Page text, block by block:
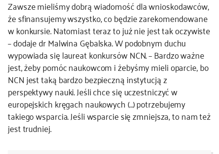
Zawsze mieliśmy dobrą wiadomość dla wnioskodawców,
że sfinansujemy wszystko, co będzie zarekomendowane
w konkursie. Natomiast teraz to już nie jest tak oczywiste
– dodaje dr Malwina Gębalska. W podobnym duchu
wypowiada się laureat konkursów NCN. – Bardzo ważne
jest, żeby pomóc naukowcom i żebyśmy mieli oparcie, bo
NCN jest taką bardzo bezpieczną instytucją z
perspektywy nauki. Jeśli chce się uczestniczyć w
europejskich kręgach naukowych (…) potrzebujemy
takiego wsparcia. Jeśli wsparcie się zmniejsza, to nam też
jest trudniej.